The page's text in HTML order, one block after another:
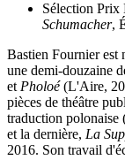
Sélection Prix
Schumacher,
Bastien Fournier est
une demi-douzaine
et Pholoé(L'Aire,
pièces de théâtre
traduction polonaise
et la dernière, La
2016. Son travail